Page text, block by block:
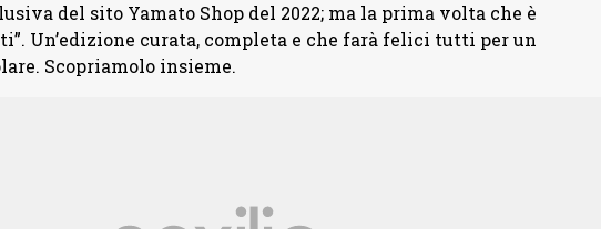
del sito Yamato Shop del 2022; ma la prima volta che è
Un’edizione curata, completa e che farà felici tutti per un
Scopriamolo insieme.